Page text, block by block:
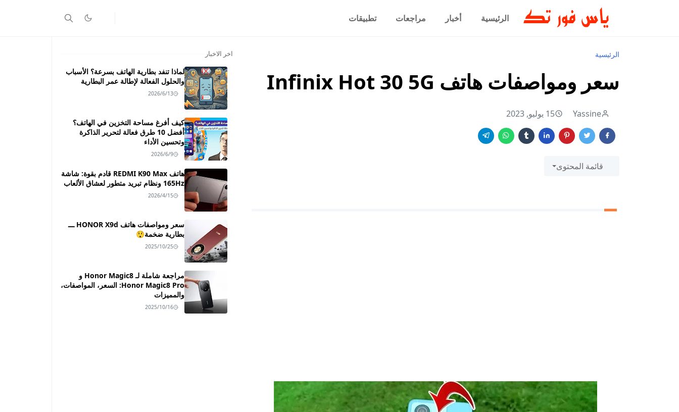
الرئيسية أخبار مراجعات تطبيقات
الرئيسية
سعر ومواصفات هاتف Infinix Hot 30 5G
Yassine 15 يوليو, 2023
قائمة المحتوى
اخر الاخبار
لماذا تنفد بطارية الهاتف بسرعة؟ الأسباب
والحلول الفعالة لإطالة عمر البطارية
2026/6/13
كيف أفرغ مساحة التخزين في الهاتف؟
أفضل 10 طرق فعالة لتحرير الذاكرة
وتحسين الأداء
2026/6/9
هاتف REDMI K90 Max قادم بقوة: شاشة
165Hz ونظام تبريد متطور لعشاق الألعاب
2026/4/15
سعر ومواصفات هاتف HONOR X9d ـــ
بطارية ضخمة😲
2025/10/25
مراجعة شاملة لـ Honor Magic8 و
Honor Magic8 Pro: السعر، المواصفات،
والمميزات
2025/10/16